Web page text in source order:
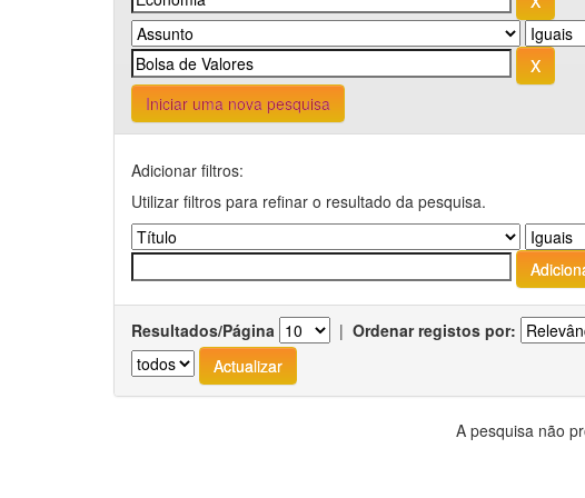
Iniciar uma nova pesquisa
Adicionar filtros:
Utilizar filtros para refinar o resultado da pesquisa.
Resultados/Página | Ordenar registos por:
A pesquisa não